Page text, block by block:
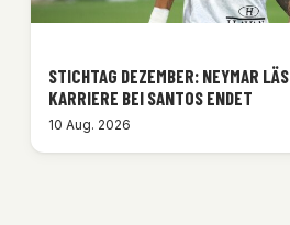
STICHTAG DEZEMBER: NEYMAR
KARRIERE BEI SANTOS ENDET
10 Aug. 2026